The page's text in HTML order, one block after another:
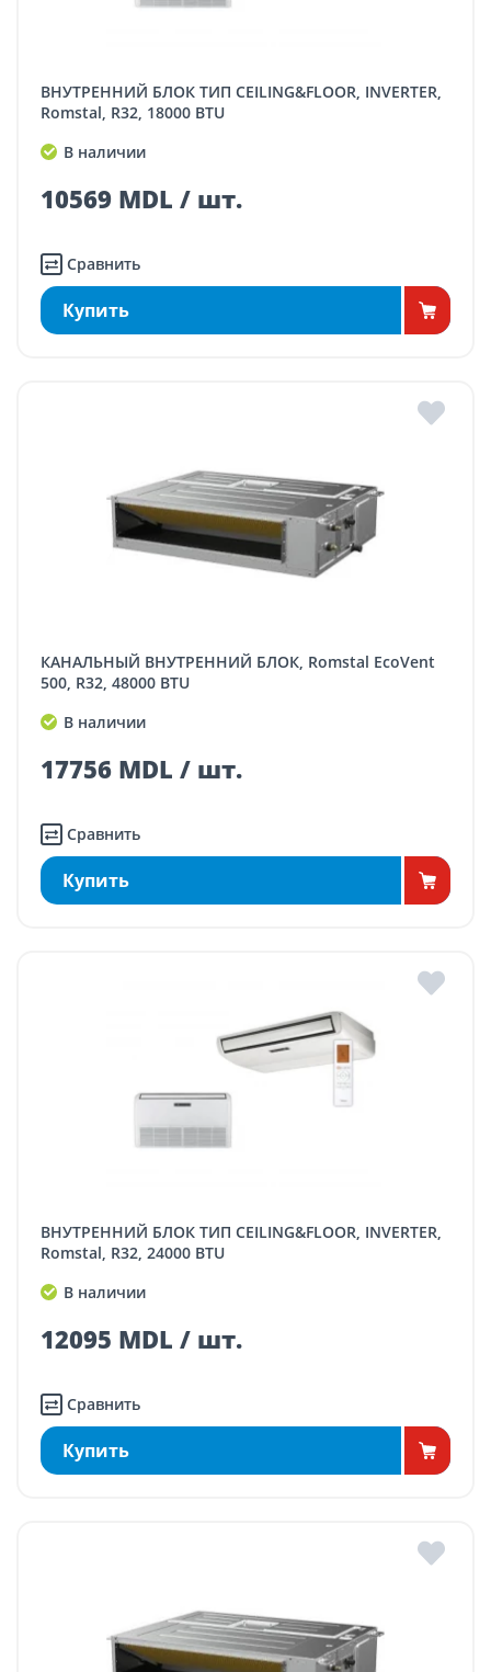
ВНУТРЕННИЙ БЛОК ТИП CEILING&FLOOR, INVERTER,
Romstal, R32, 18000 BTU
В наличии
10569 MDL / шт.
Сравнить
Купить
КАНАЛЬНЫЙ ВНУТРЕННИЙ БЛОК, Romstal EcoVent
500, R32, 48000 BTU
В наличии
17756 MDL / шт.
Сравнить
Купить
ВНУТРЕННИЙ БЛОК ТИП CEILING&FLOOR, INVERTER,
Romstal, R32, 24000 BTU
В наличии
12095 MDL / шт.
Сравнить
Купить